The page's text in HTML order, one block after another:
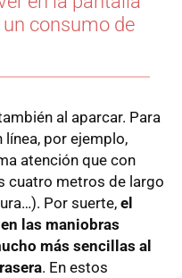
consumo de
al aparcar. Para
línea, por ejemplo,
atención que con
cuatro metros de largo
Por suerte, el
las maniobras
más sencillas al
. En estos